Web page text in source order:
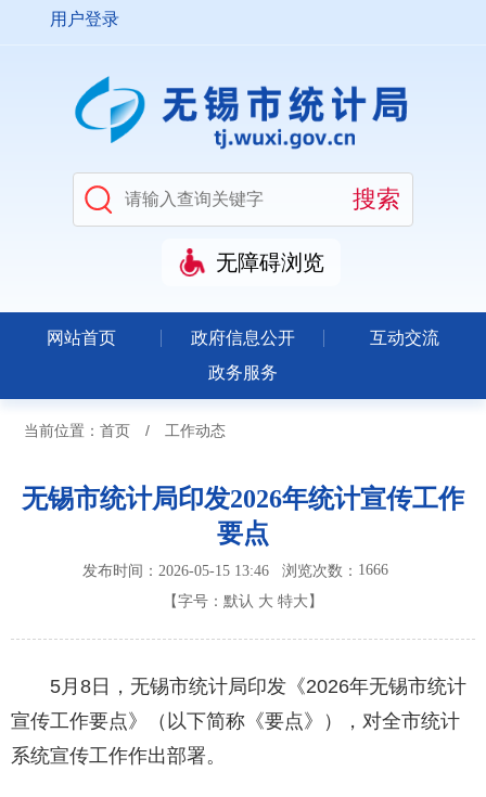
用户登录
无障碍浏览
网站首页 政府信息公开
互动交流
政务服务
当前位置： 首页 / 工作动态
无锡市统计局印发2026年统计宣传工作
要点
发布时间：2026-05-15 13:46浏览次数： 1666
【字号： 默认 大 特大 】
5月8日，无锡市统计局印发《2026年无锡市统计
宣传工作要点》（以下简称《要点》），对全市统计
系统宣传工作作出部署。